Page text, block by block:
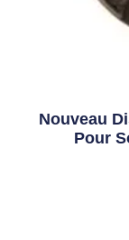
Nouveau
Pour